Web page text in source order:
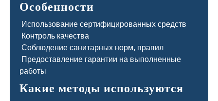
Особенности
Использование сертифицированных средств
Контроль качества
Соблюдение санитарных норм, правил
Предоставление гарантии на выполненные
работы
Какие методы используются